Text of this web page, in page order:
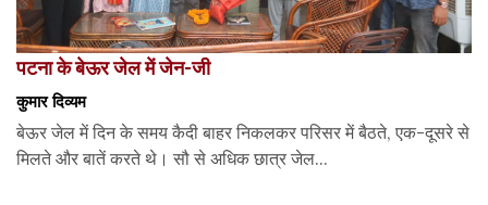
पटना के बेऊर जेल में जेन-जी
कुमार दिव्यम
बेऊर जेल में दिन के समय कैदी बाहर निकलकर परिसर में बैठते, एक-दूसरे से
मिलते और बातें करते थे। सौ से अधिक छात्र जेल...